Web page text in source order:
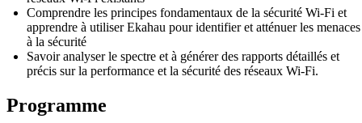
Comprendre les principes fondamentaux de la sécurité Wi-Fi et
apprendre à utiliser Ekahau pour identifier et atténuer les menaces
à la sécurité
Savoir analyser le spectre et à générer des rapports détaillés et
précis sur la performance et la sécurité des réseaux Wi-Fi.
Programme